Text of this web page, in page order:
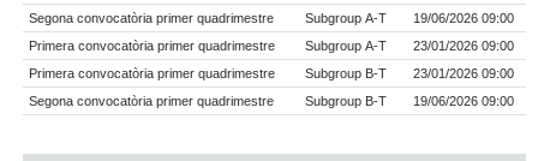
Segona convocatòria primer quadrimestre
Subgroup A-T
19/06/2026 09:00
Primera convocatòria primer quadrimestre
Subgroup A-T
23/01/2026 09:00
Primera convocatòria primer quadrimestre
Subgroup B-T
23/01/2026 09:00
Segona convocatòria primer quadrimestre
Subgroup B-T 19/06/2026 09:00